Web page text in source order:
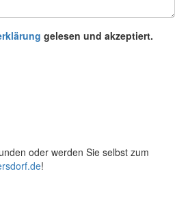
gelesen und akzeptiert.
oder werden Sie selbst zum
!